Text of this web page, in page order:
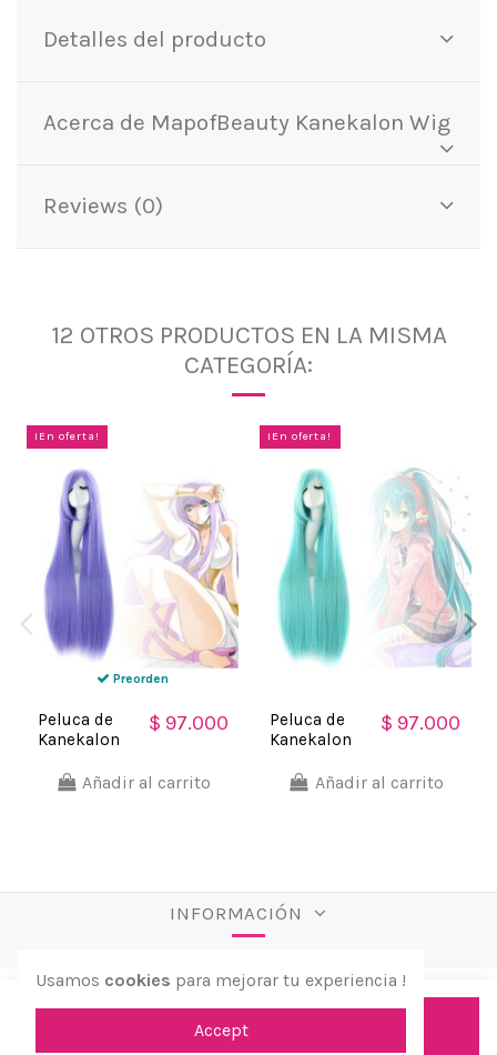
Detalles del producto
Acerca de MapofBeauty Kanekalon Wig
Reviews (0)
12 OTROS PRODUCTOS EN LA MISMA
CATEGORÍA:
¡En oferta!
Preorden
Peluca de
Kanekalon
Cosplay -
$ 97.000
Añadir al carrito
¡En oferta!
Peluca de
Kanekalon
Cosplay -
$ 97.000
Añadir al carrito
INFORMACIÓN
© 2026 aPreciosdeRemate. Todos los derechos
Usamos cookies para mejorar tu experiencia !
Accept